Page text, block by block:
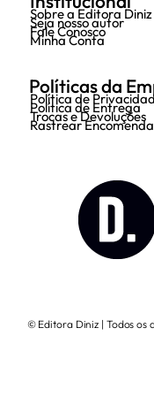
Sobre a Editora Diniz
Seja nosso autor
Fale Conosco
Minha Conta
Políticas da
Política de
Política de Entrega
Trocas e Devoluções
Rastrear Encomenda
© Editora Diniz | Todos os